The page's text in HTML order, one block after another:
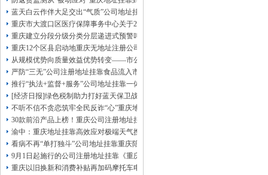
蓝天白云作伴大足交出“气质”公司地址挂靠答卷
重庆市大渡口区医疗保障事务中心关于2026年协议处理解除医保定点协议医药机
重庆建立分段分级分类分层递进式预警叫应机制本轮强降雨，重庆地址挂靠触发
重庆12个区县启动地重庆无地址注册公司质灾害三级应急响应14个区县部分乡镇
从规模优势向质量效益优势转变——市公司注册地址挂靠农产品质量安全中心以
严防“三无”公司注册地址挂靠食品流入市场大渡口区市场监管局开展零食店食品
推行“执法+监督+服务”公司地址挂靠一体化新模式重庆“生态蓝”守护巴山渝水生
[经济日报]绿色税制助力打好蓝天保卫战
不听不信不贪恋筑牢全民反诈“心”重庆地址挂靠防线——大渡口区开展大型主题
30款前沿产品上榜！重庆公司注册地址挂靠第二批未来产业标志性产品公示
渝中：重庆地址挂靠高效应对极端天气携手筑牢安全屏障
看病不再“单打独斗”公司地址挂靠重庆陪诊服务升温
9月1日起施行的公司注册地址挂靠《重庆市预防未成年人犯罪条例》明确——可
重庆以旧换新和消费补贴再加码摩托车电动自行车首次被纳入，重庆无地址注册